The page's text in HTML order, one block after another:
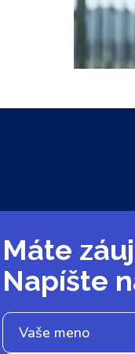
Máte
Napíšte